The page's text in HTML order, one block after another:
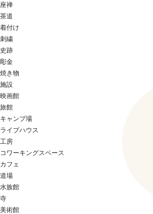
座禅
茶道
着付け
刺繍
史跡
彫金
焼き物
施設
映画館
旅館
キャンプ場
ライブハウス
工房
コワーキングスペース
カフェ
道場
水族館
寺
美術館